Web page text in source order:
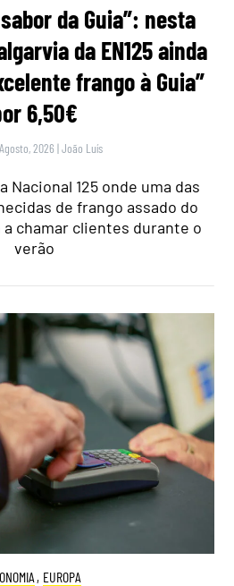
da Guia”: nesta
da EN125 ainda
frango à Guia”
6,50€
2026 |João Luís
Nacional 125 onde uma das
de frango assado do
chamar clientes durante o
verão
, EUROPA